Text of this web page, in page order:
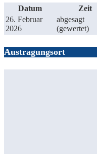
Datum Zeit
26. Februar
2026
abgesagt
(gewertet)
Austragungsort